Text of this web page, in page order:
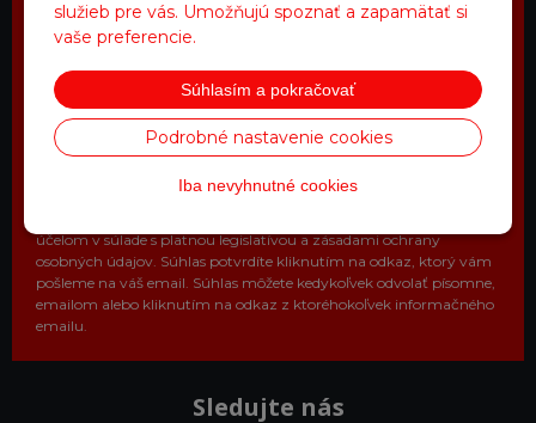
služieb pre vás. Umožňujú spoznať a zapamätať si
vaše preferencie.
Súhlasím a pokračovať
Podrobné nastavenie cookies
Iba nevyhnutné cookies
Najdôležitejšie novinky priamo na
váš email
Získajte zaujímavé informácie vždy medzi prvými
Odoberať
účelom v súlade s platnou legislatívou a zásadami ochrany
osobných údajov. Súhlas potvrdíte kliknutím na odkaz, ktorý vám
pošleme na váš email. Súhlas môžete kedykoľvek odvolať písomne,
emailom alebo kliknutím na odkaz z ktoréhokoľvek informačného
emailu.
Sledujte nás